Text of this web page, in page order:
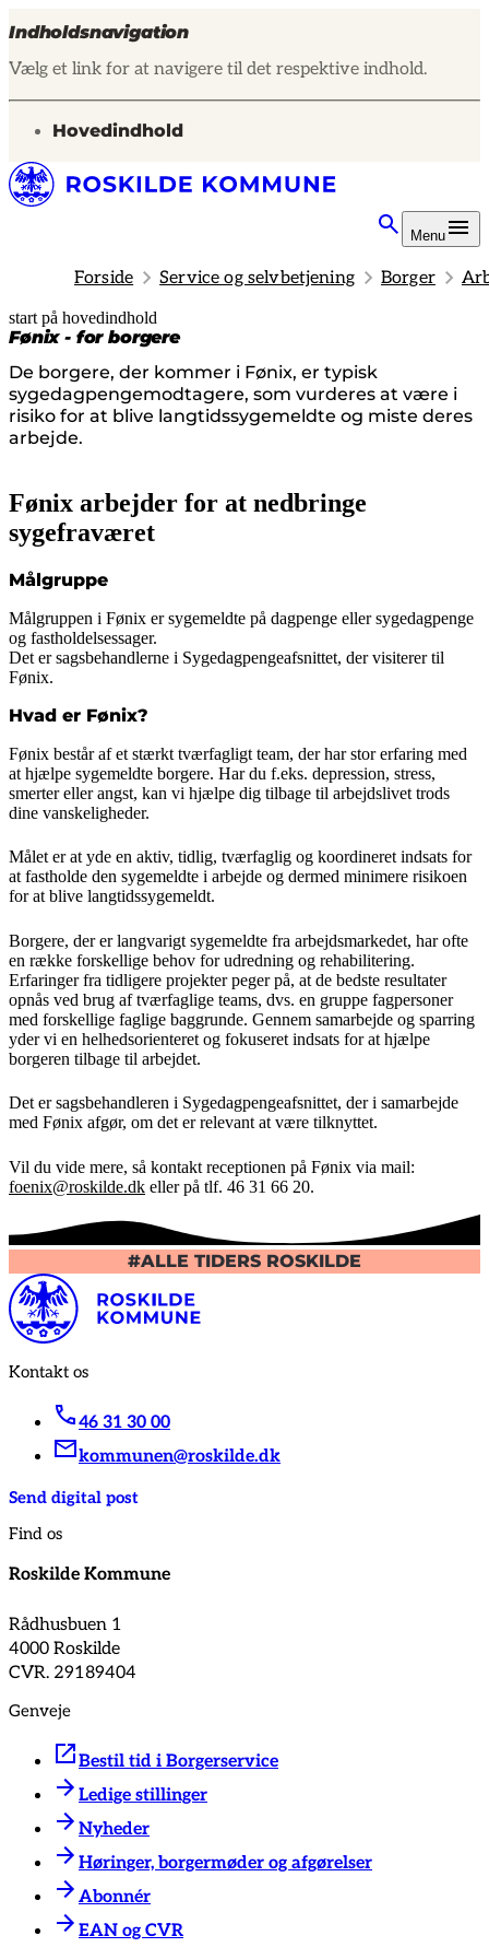
Indholdsnavigation
Vælg et link for at navigere til det respektive indhold.
gå til
Hovedindhold
Menu
Forside Service og selvbetjening Borger
start på hovedindhold
Fønix - for borgere
De borgere, der kommer i Fønix, er typisk
sygedagpengemodtagere, som vurderes at være i
risiko for at blive langtidssygemeldte og miste deres
arbejde.
senest opdateret 12. marts 2026
Fønix arbejder for at nedbringe
sygefraværet
Målgruppe
Målgruppen i Fønix er sygemeldte på dagpenge eller sygedagpenge
og fastholdelsessager.
Det er sagsbehandlerne i Sygedagpengeafsnittet, der visiterer til
Fønix.
Hvad er Fønix?
Fønix består af et stærkt tværfagligt team, der har stor erfaring med
at hjælpe sygemeldte borgere. Har du f.eks. depression, stress,
smerter eller angst, kan vi hjælpe dig tilbage til arbejdslivet trods
dine vanskeligheder.
Målet er at yde en aktiv, tidlig, tværfaglig og koordineret indsats for
at fastholde den sygemeldte i arbejde og dermed minimere risikoen
for at blive langtidssygemeldt.
Borgere, der er langvarigt sygemeldte fra arbejdsmarkedet, har ofte
en række forskellige behov for udredning og rehabilitering.
Erfaringer fra tidligere projekter peger på, at de bedste resultater
opnås ved brug af tværfaglige teams, dvs. en gruppe fagpersoner
med forskellige faglige baggrunde. Gennem samarbejde og sparring
yder vi en helhedsorienteret og fokuseret indsats for at hjælpe
borgeren tilbage til arbejdet.
Det er sagsbehandleren i Sygedagpengeafsnittet, der i samarbejde
med Fønix afgør, om det er relevant at være tilknyttet.
Vil du vide mere, så kontakt receptionen på Fønix via mail:
foenix@roskilde.dk eller på tlf. 46 31 66 20.
#ALLE TIDERS ROSKILDE
Kontakt os
46 31 30 00
kommunen@roskilde.dk
Send digital post
Find os
Roskilde Kommune
Rådhusbuen 1
4000 Roskilde
CVR. 29189404
Genveje
Bestil tid i Borgerservice
Ledige stillinger
Nyheder
Høringer, borgermøder og afgørelser
Abonnér
EAN og CVR